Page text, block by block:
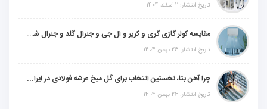
تاریخ انتشار: 2 اسفند 1404
مقایسه کولر گازی گری و کریر و ال جی و جنرال گلد و جنرال شکار و سامسونگ و یونیوا
تاریخ انتشار: 26 بهمن 1404
چرا آهن بتا، نخستین انتخاب برای گل میخ عرشه فولادی در ایران است؟
تاریخ انتشار: 26 بهمن 1404